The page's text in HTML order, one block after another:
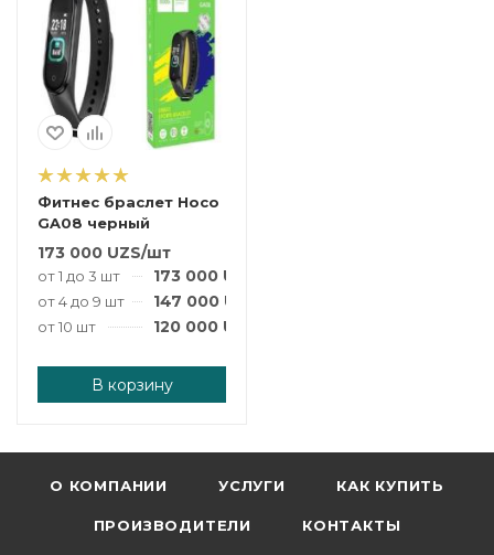
Фитнес браслет Hoco
GA08 черный
173 000 UZS/шт
от 1 до 3 шт 173 000UZS
от 4 до 9 шт 147 000UZS
от 10 шт 120 000UZS
В корзину
О КОМПАНИИ УСЛУГИ КАК КУПИТЬ
ПРОИЗВОДИТЕЛИ КОНТАКТЫ